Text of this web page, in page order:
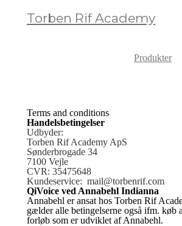
Torben Rif Academy
Produkter
Terms and conditions
Handelsbetingelser
Udbyder:
Torben Rif Academy ApS
Sønderbrogade 34
7100 Vejle
CVR: 35475648
Kundeservice: mail@torbenrif.com
QiVoice ved Annabehl Indianna
Annabehl er ansat hos Torben Rif
gælder alle betingelserne også ifm. køb
forløb som er udviklet af Annabehl.